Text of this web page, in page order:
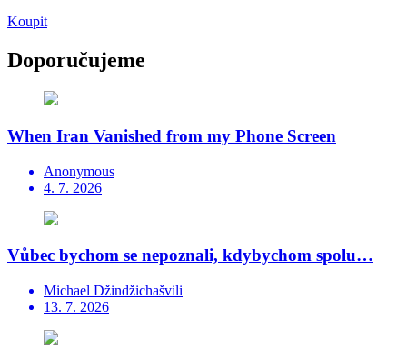
Koupit
Doporučujeme
When Iran Vanished from my Phone Screen
Anonymous
4. 7. 2026
Vůbec bychom se nepoznali, kdybychom spolu…
Michael Džindžichašvili
13. 7. 2026